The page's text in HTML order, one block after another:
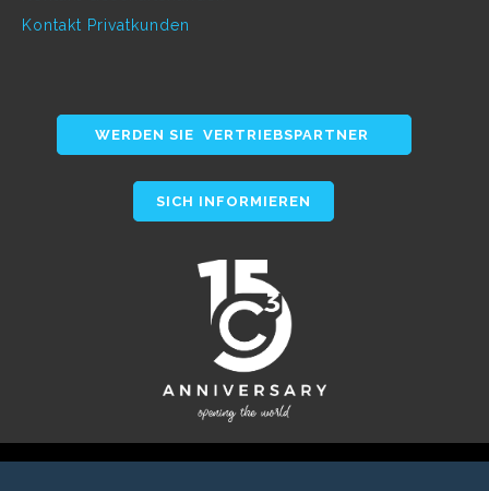
Kontakt Privatkunden
WERDEN SIE VERTRIEBSPARTNER
SICH INFORMIEREN